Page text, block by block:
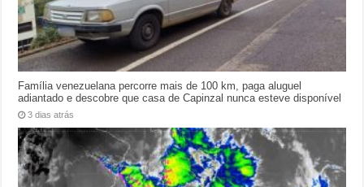
Família venezuelana percorre mais de 100 km, paga aluguel
adiantado e descobre que casa de Capinzal nunca esteve disponível
3 dias atrás